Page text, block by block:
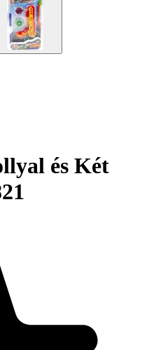
és Két